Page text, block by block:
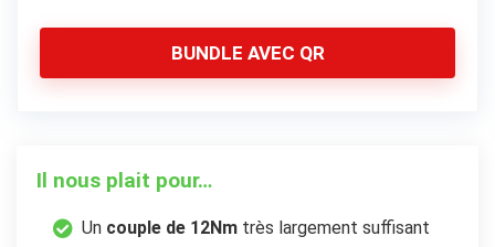
BUNDLE AVEC QR
Il nous plait pour…
Un couple de 12Nm très largement suffisant